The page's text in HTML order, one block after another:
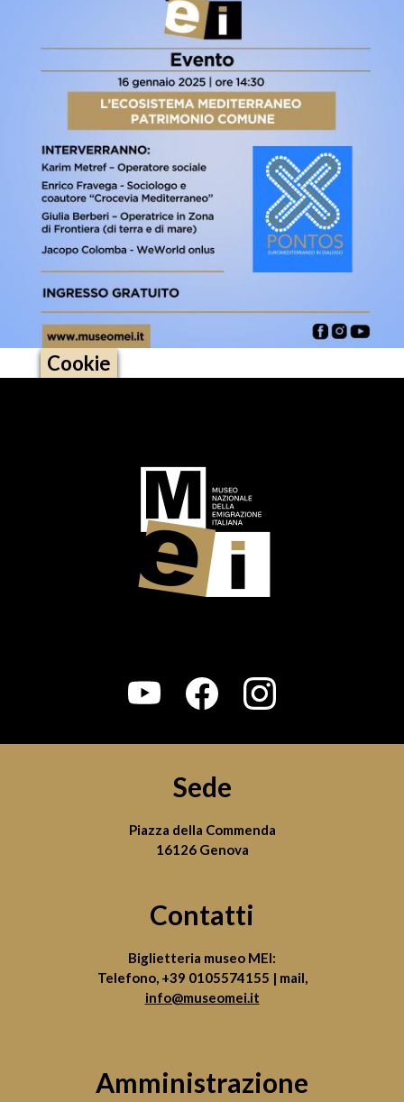
автоматически: заявка обрабатывается
мгновенно, деньги поступают на карту, а клиент
получает всю информацию прямо на экране.
Удобство, безопасность, отсутствие
телефонных разговоров и непредсказуемых
проверок — вот почему все больше людей
предпочитает именно такой формат. Это не
просто альтернатива банкам, это новый
стандарт финансовой свободы, в котором
пользователь сам управляет своим временем и
деньгами.
Cookie
Sede
Piazza della Commenda
16126 Genova
Contatti
Biglietteria museo MEI:
Telefono, +39 0105574155 | mail,
info@museomei.it
Amministrazione